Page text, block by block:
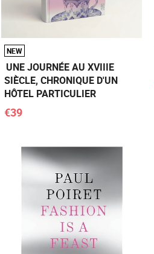
NEW
UNE JOURNÉE AU XVIIIE
SIÈCLE, CHRONIQUE D'UN
HÔTEL PARTICULIER
€39